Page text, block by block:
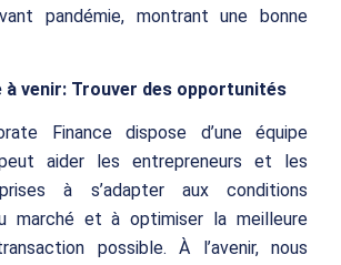
pandémie, montrant une bonne
à venir: Trouver des opportunités
Finance dispose d’une équipe
aider les entrepreneurs et les
à s’adapter aux conditions
marché et à optimiser la meilleure
possible. À l’avenir, nous